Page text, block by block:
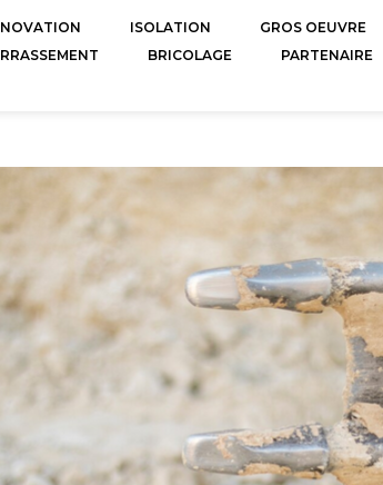
ISOLATION GROS OEUVRE
BRICOLAGE PARTENAIRE